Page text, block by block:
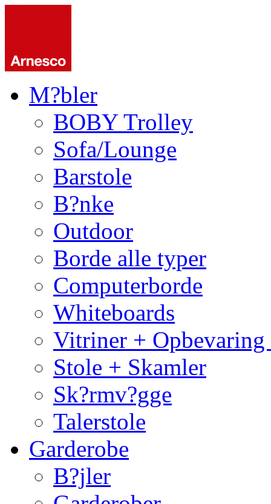
M?bler
BOBY Trolley
Sofa/Lounge
Barstole
B?nke
Outdoor
Borde alle typer
Computerborde
Whiteboards
Vitriner +
Stole + Skamler
Sk?rmv?gge
Talerstole
Garderobe
B?jler